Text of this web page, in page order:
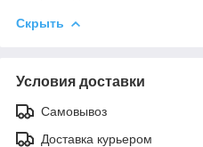
Скрыть
Условия доставки
Самовывоз
Доставка курьером